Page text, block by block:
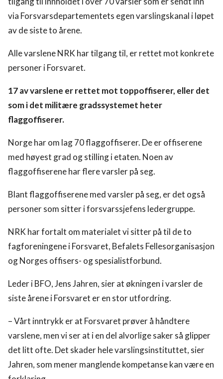
via Forsvarsdepartementets egen varslingskanal i løpet
av de siste to årene.
Alle varslene NRK har tilgang til, er rettet mot konkrete
personer i Forsvaret.
17 av varslene er rettet mot toppoffiserer, eller det
som i det militære gradssystemet heter
flaggoffiserer.
Norge har om lag 70 flaggoffiserer. De er offiserene
med høyest grad og stilling i etaten. Noen av
flaggoffiserene har flere varsler på seg.
Blant flaggoffiserene med varsler på seg, er det også
personer som sitter i forsvarssjefens ledergruppe.
NRK har fortalt om materialet vi sitter på til de to
fagforeningene i Forsvaret, Befalets Fellesorganisasjon
og Norges offisers- og spesialistforbund.
Leder i BFO, Jens Jahren, sier at økningen i varsler de
siste årene i Forsvaret er en stor utfordring.
– Vårt inntrykk er at Forsvaret prøver å håndtere
varslene, men vi ser at i en del alvorlige saker så glipper
det litt ofte. Det skader hele varslingsinstituttet, sier
Jahren, som mener manglende kompetanse kan være en